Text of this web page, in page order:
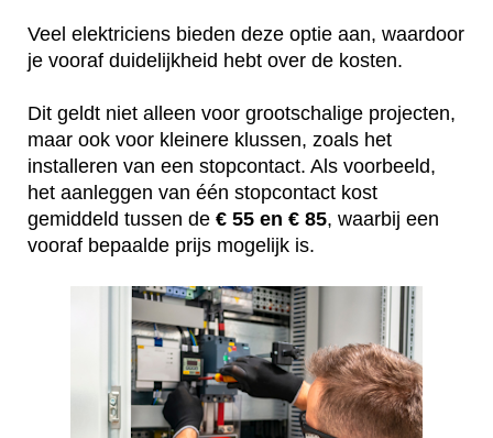
Veel elektriciens bieden deze optie aan, waardoor
je vooraf duidelijkheid hebt over de kosten.
Dit geldt niet alleen voor grootschalige projecten,
maar ook voor kleinere klussen, zoals het
installeren van een stopcontact. Als voorbeeld,
het aanleggen van één stopcontact kost
gemiddeld tussen de € 55 en € 85, waarbij een
vooraf bepaalde prijs mogelijk is.